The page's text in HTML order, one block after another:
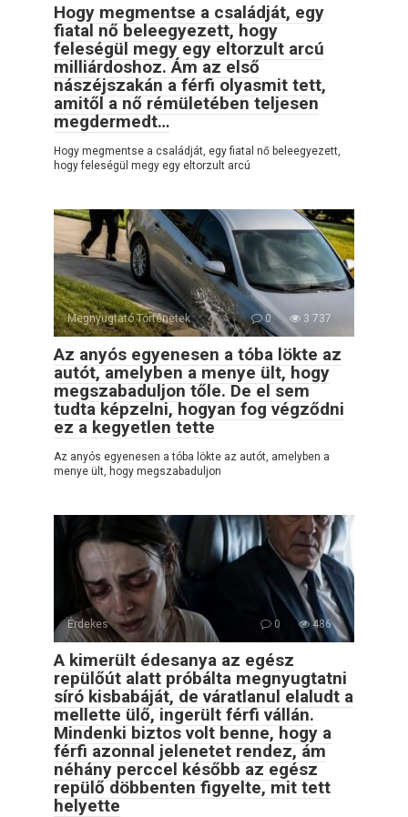
Hogy megmentse a családját, egy
fiatal nő beleegyezett, hogy
feleségül megy egy eltorzult arcú
milliárdoshoz. Ám az első
nászéjszakán a férfi olyasmit tett,
amitől a nő rémületében teljesen
megdermedt…
Hogy megmentse a családját, egy fiatal nő beleegyezett,
hogy feleségül megy egy eltorzult arcú
Megnyugtató Történetek 0 3 737
Az anyós egyenesen a tóba lökte az
autót, amelyben a menye ült, hogy
megszabaduljon tőle. De el sem
tudta képzelni, hogyan fog végződni
ez a kegyetlen tette
Az anyós egyenesen a tóba lökte az autót, amelyben a
menye ült, hogy megszabaduljon
Érdekes 0 486
A kimerült édesanya az egész
repülőút alatt próbálta megnyugtatni
síró kisbabáját, de váratlanul elaludt a
mellette ülő, ingerült férfi vállán.
Mindenki biztos volt benne, hogy a
férfi azonnal jelenetet rendez, ám
néhány perccel később az egész
repülő döbbenten figyelte, mit tett
helyette